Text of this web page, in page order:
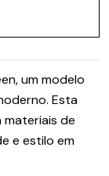
um modelo
Esta
de
e estilo em